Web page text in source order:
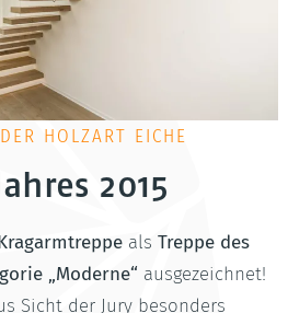
HOLZART EICHE
2015
als Treppe des
„Moderne“ ausgezeichnet!
Sicht der Jury besonders